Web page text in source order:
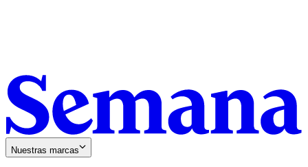
Nuestras marcas